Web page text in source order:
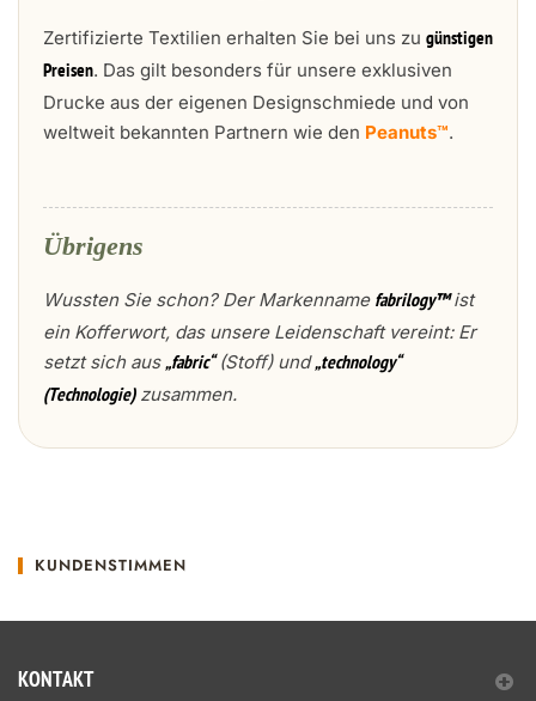
Zertifizierte Textilien erhalten Sie bei uns zu günstigen
Preisen. Das gilt besonders für unsere exklusiven
Drucke aus der eigenen Designschmiede und von
weltweit bekannten Partnern wie den Peanuts™.
Übrigens
Wussten Sie schon? Der Markenname fabrilogy™ist
ein Kofferwort, das unsere Leidenschaft vereint: Er
setzt sich aus„fabric“(Stoff) und„technology“
(Technologie)zusammen.
KUNDENSTIMMEN
KONTAKT